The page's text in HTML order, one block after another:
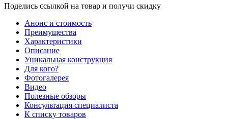
Поделись ссылкой на товар и получи скидку
Анонс и стоимость
Преимущества
Характеристики
Описание
Уникальная конструкция
Для кого?
Фотогалерея
Видео
Полезные обзоры
Консультация специалиста
К списку товаров